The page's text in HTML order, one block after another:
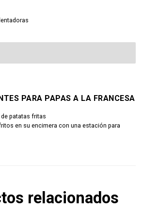
PARA PAPAS A LA FRANCESA
patatas fritas
en su encimera con una estación para
relacionados